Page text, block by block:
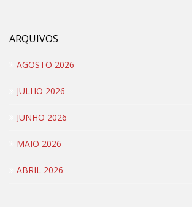
ARQUIVOS
AGOSTO 2026
JULHO 2026
JUNHO 2026
MAIO 2026
ABRIL 2026